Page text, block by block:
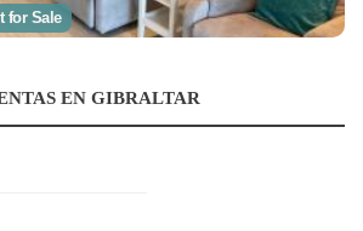
for Sale
EN GIBRALTAR